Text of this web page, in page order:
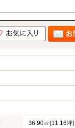
36.90㎡(11.16坪)